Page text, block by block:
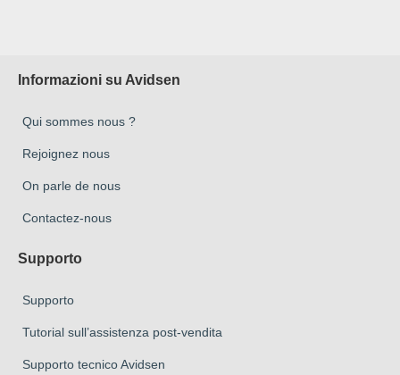
Informazioni su Avidsen
Qui sommes nous ?
Rejoignez nous
On parle de nous
Contactez-nous
Supporto
Supporto
Tutorial sull’assistenza post-vendita
Supporto tecnico Avidsen